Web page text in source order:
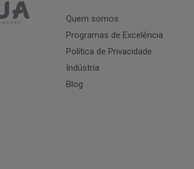
Quem somos
Programas de Excelência
Política de Privacidade
Indústria
Blog